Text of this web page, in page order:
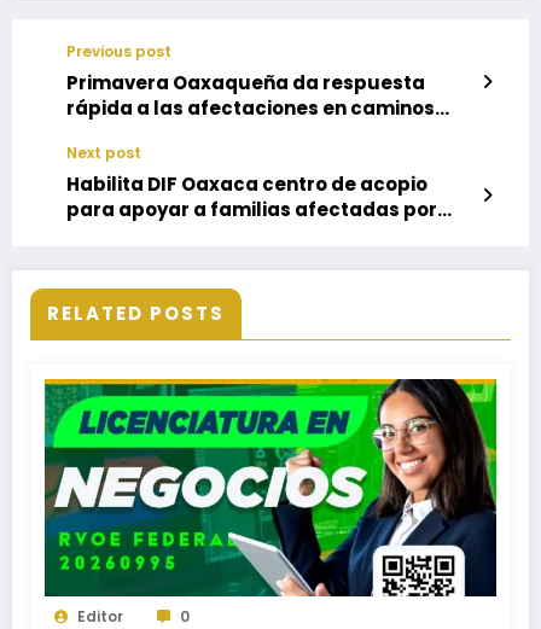
Previous post
Primavera Oaxaqueña da respuesta
rápida a las afectaciones en caminos
Next post
Habilita DIF Oaxaca centro de acopio
para apoyar a familias afectadas por
RELATED POSTS
Editor 0